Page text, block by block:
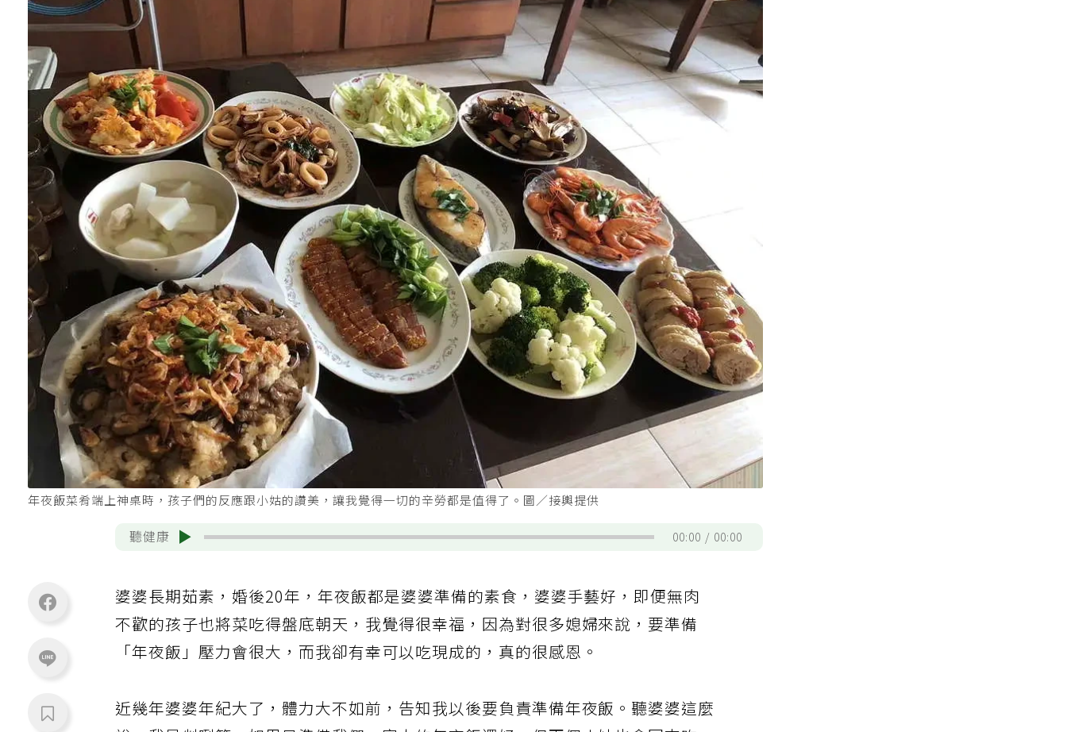
年夜飯菜肴端上神桌時，孩子們的反應跟小姑的讚美，讓我覺得一切的辛勞都是值得了。圖／接輿提供
聽健康 00:00 00:00
婆婆長期茹素，婚後20年，年夜飯都是婆婆準備的素食，婆婆手藝好，即便無肉
不歡的孩子也將菜吃得盤底朝天，我覺得很幸福，因為對很多媳婦來說，要準備
「年夜飯」壓力會很大，而我卻有幸可以吃現成的，真的很感恩。
近幾年婆婆年紀大了，體力大不如前，告知我以後要負責準備年夜飯。聽婆婆這麼